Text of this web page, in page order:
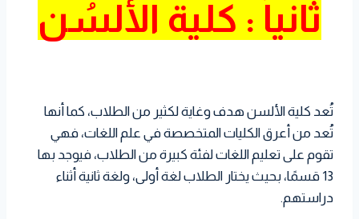
ثانياً : كلية الألسُن
تُعد كلية الألسن هدف وغاية لكثير من الطلاب، كما أنها
تُعد من أعرق الكليات المتخصصة في علم اللغات، فهي
تقوم على تعليم اللغات لفئة كبيرة من الطلاب، فيوجد بها
13 قسمًا، بحيث يختار الطلاب لغة أولى، ولغة ثانية أثناء
دراستهم.